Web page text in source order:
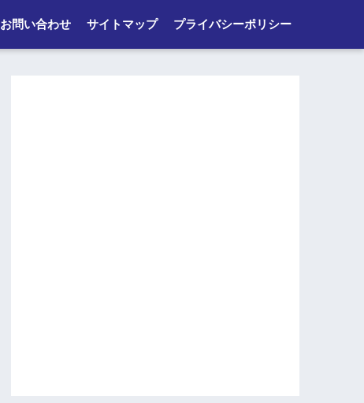
お問い合わせ サイトマップ プライバシーポリシー